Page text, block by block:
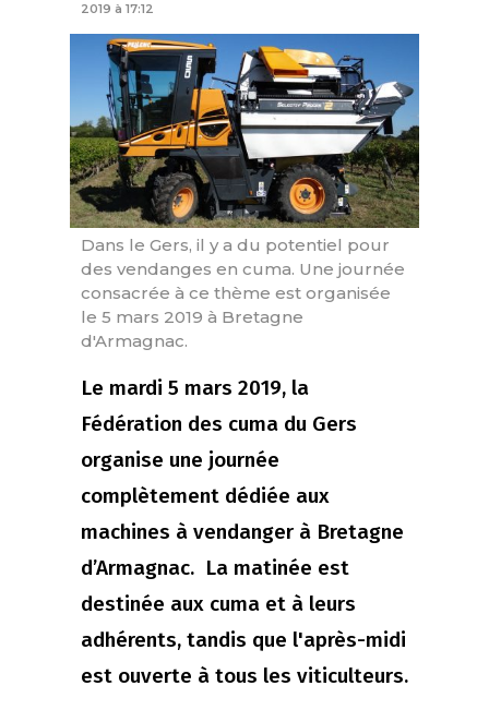
2019 à 17:12
Dans le Gers, il y a du potentiel pour
des vendanges en cuma. Une journée
consacrée à ce thème est organisée
le 5 mars 2019 à Bretagne
d'Armagnac.
Le mardi 5 mars 2019, la
Fédération des cuma du Gers
organise une journée
complètement dédiée aux
machines à vendanger à Bretagne
d’Armagnac. La matinée est
destinée aux cuma et à leurs
adhérents, tandis que l'après-midi
est ouverte à tous les viticulteurs.